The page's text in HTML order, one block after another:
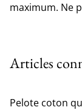
maximum. Ne
Articles
Pelote coton